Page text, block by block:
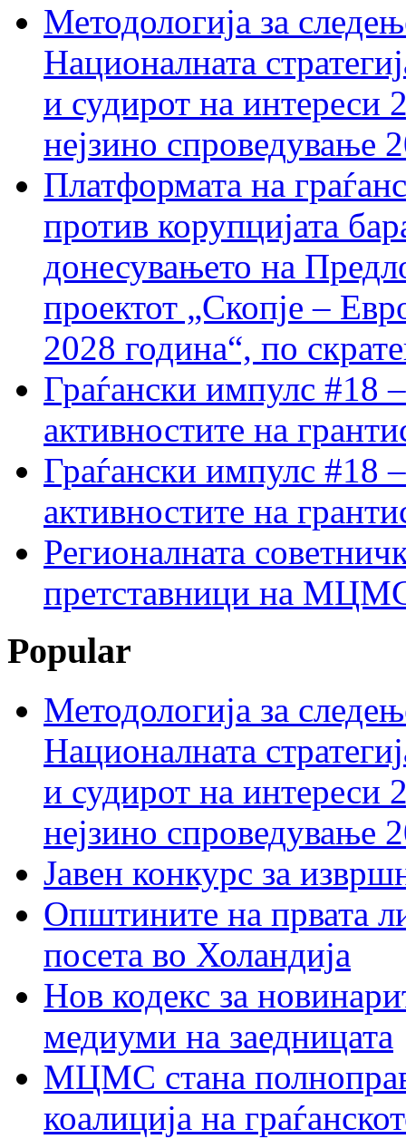
Методологија за
Националната
и судирот на интереси
нејзино спроведување
Платформата на
против корупцијата
донесувањето на
проектот „Скопје –
2028 година“, по
Граѓански импулс #18
активностите на
Граѓански импулс #18
активностите на
Регионалната
претставници на МЦМС
Popular
Методологија за
Националната
и судирот на интереси
нејзино спроведување
Јавен конкурс за
Општините на првата
посета во Холандија
Нов кодекс за
медиуми на заедницата
МЦМС стана
коалиција на